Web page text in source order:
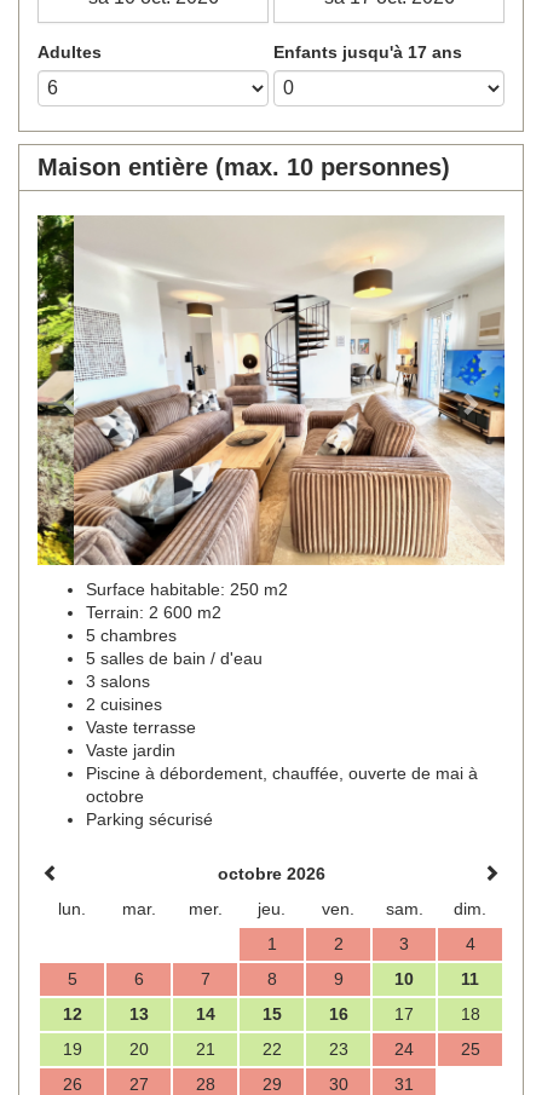
Adultes Enfants jusqu'à 17 ans
Maison entière (max. 10 personnes)
Previous Next
Surface habitable: 250 m2
Terrain: 2 600 m2
5 chambres
5 salles de bain / d'eau
3 salons
2 cuisines
Vaste terrasse
Vaste jardin
Piscine à débordement, chauffée, ouverte de mai à
octobre
Parking sécurisé
octobre 2026
lun.
mar. mer. jeu. ven. sam.
dim.
1
2 3
4
5
6 7 8 9 10
11
12
13 14 15 16 17
18
19
20 21 22 23 24
25
26
27 28 29 30 31